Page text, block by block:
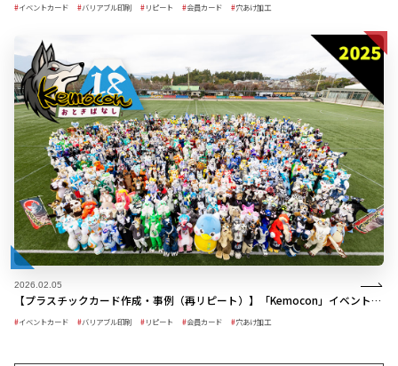
イベントカード バリアブル印刷 リピート 会員カード 穴あけ加工
2026.02.05
【プラスチックカード作成・事例（再リピート）】「Kemocon」イベントパス 2025年版
イベントカード バリアブル印刷 リピート 会員カード 穴あけ加工